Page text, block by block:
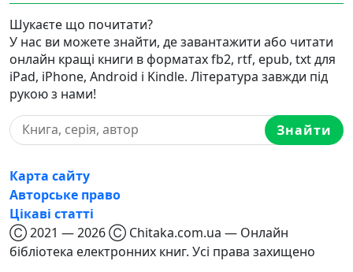
Шукаєте що почитати?
У нас ви можете знайти, де завантажити або читати
онлайн кращі книги в форматах fb2, rtf, epub, txt для
iPad, iPhone, Android і Kindle. Література завжди під
рукою з нами!
Знайти
Карта сайту
Авторське право
Цікаві статті
Ⓒ 2021 — 2026 Ⓒ Chitaka.com.ua — Онлайн
бібліотека електронних книг. Усі права захищено